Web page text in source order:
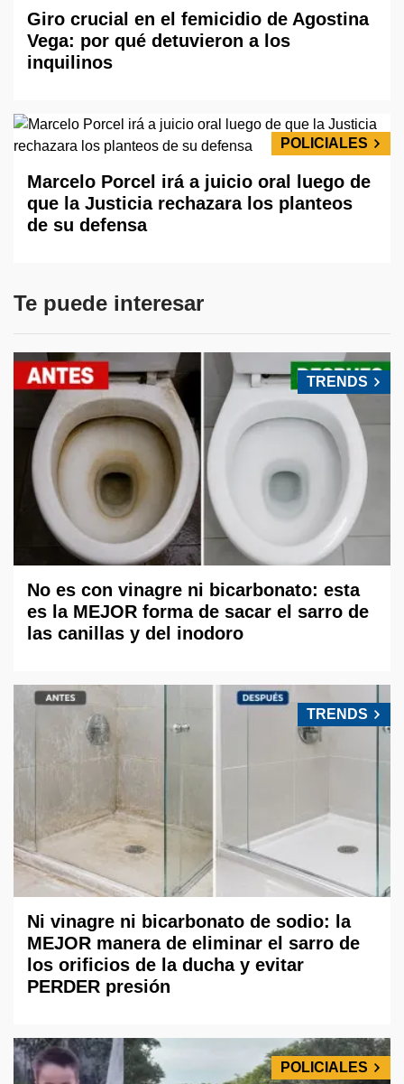
Giro crucial en el femicidio de Agostina
Vega: por qué detuvieron a los
inquilinos
POLICIALES
Marcelo Porcel irá a juicio oral luego de
que la Justicia rechazara los planteos
de su defensa
Te puede interesar
TRENDS
No es con vinagre ni bicarbonato: esta
es la MEJOR forma de sacar el sarro de
las canillas y del inodoro
TRENDS
Ni vinagre ni bicarbonato de sodio: la
MEJOR manera de eliminar el sarro de
los orificios de la ducha y evitar
PERDER presión
POLICIALES